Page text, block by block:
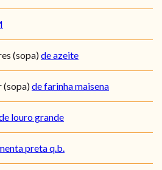
(sopa)de azeite
(sopa)de farinha maisena
louro grande
preta q.b.